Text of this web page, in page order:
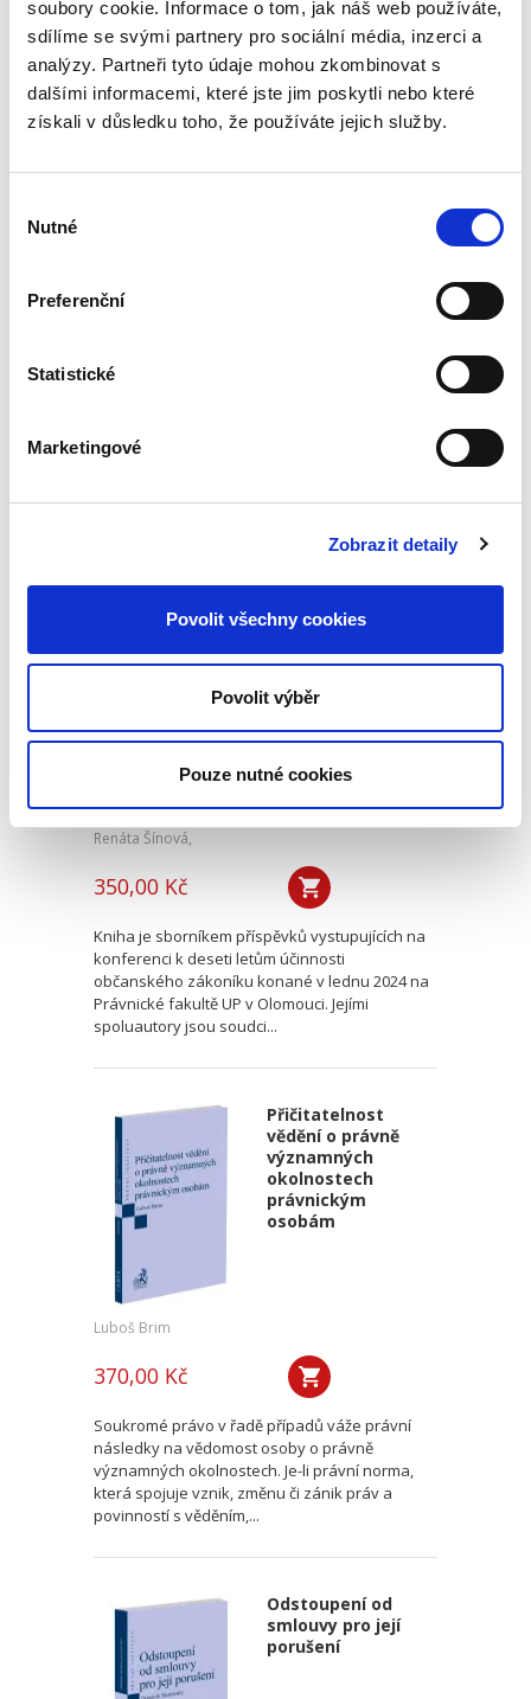
soubory cookie. Informace o tom, jak náš web používáte,
sdílíme se svými partnery pro sociální média, inzerci a
analýzy. Partneři tyto údaje mohou zkombinovat s
dalšími informacemi, které jste jim poskytli nebo které
získali v důsledku toho, že používáte jejich služby.
souhlasu
Nutné
Preferenční
Statistické
Marketingové
Zobrazit detaily
Povolit všechny cookies
Povolit výběr
Pouze nutné cookies
ryzí teorii, v knize čtenář nalezne srozumitelná
řešení...
Nepominutelný
vydědění
Nová monografie se věnuje problematice
Deset let účinnosti
zákoníku
Renáta Šínová,
350,00 Kč
Kniha je sborníkem příspěvků vystupujících na
konferenci k deseti letům účinnosti
občanského zákoníku konané v lednu 2024 na
Právnické fakultě UP v Olomouci. Jejími
spoluautory jsou soudci...
Přičitatelnost
vědění o právně
významných
okolnostech
právnickým
osobám
Luboš Brim
370,00 Kč
Soukromé právo v řadě případů váže právní
následky na vědomost osoby o právně
významných okolnostech. Je-li právní norma,
která spojuje vznik, změnu či zánik práv a
povinností s věděním,...
Odstoupení od
smlouvy pro její
porušení